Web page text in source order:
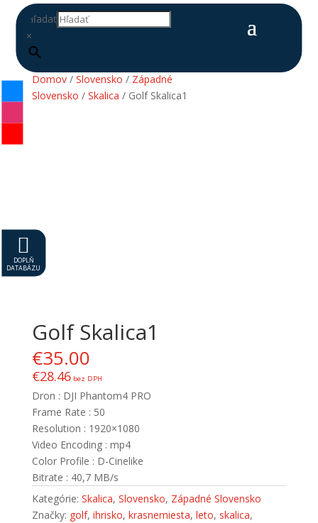
Hľadať
×

DOPLŇ
DATABÁZU
Domov/ Slovensko / Západné
Slovensko / Skalica / Golf Skalica1
Golf Skalica1
€35.00
€28.46bez DPH
Dron : DJI Phantom4 PRO
Frame Rate : 50
Resolution : 1920×1080
Video Encoding : mp4
Color Profile : D-Cinelike
Bitrate : 40,7 MB/s
Kategórie: Skalica, Slovensko, Západné Slovensko
Značky: golf, ihrisko, krasnemiesta, leto, skalica,